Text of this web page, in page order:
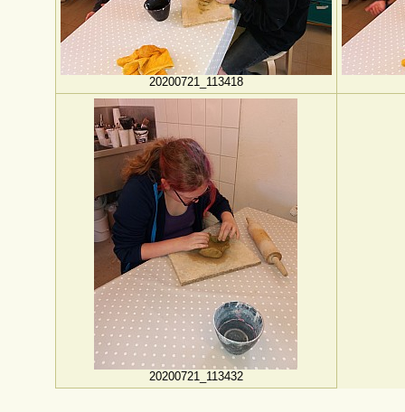
20200721_113418
20200721_113432